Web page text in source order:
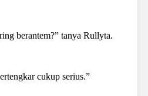
berantem?” tanya Rullyta.
cukup serius.”